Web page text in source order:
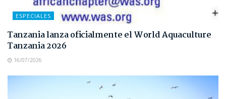
ESPECIALES
Tanzania lanza oficialmente el World Aquaculture
Tanzania 2026
16/07/2026